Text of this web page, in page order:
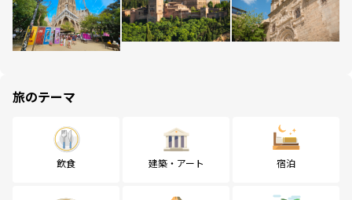
旅のテーマ
飲食 建築・アート 宿泊